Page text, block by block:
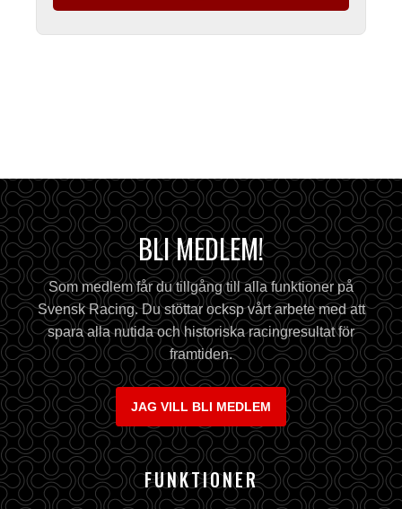
BLI MEDLEM!
Som medlem får du tillgång till alla funktioner på
Svensk Racing. Du stöttar ocksp vårt arbete med att
spara alla nutida och historiska racingresultat för
framtiden.
JAG VILL BLI MEDLEM
FUNKTIONER